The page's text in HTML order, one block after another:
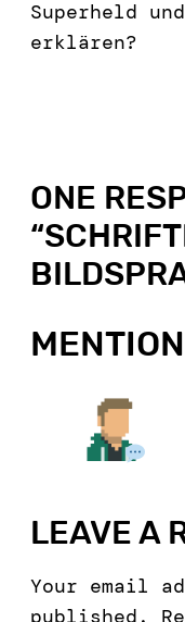
Superheld
erklären?
ONE
“
LEAVE A
Your email
published.